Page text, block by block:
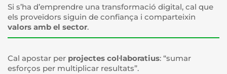
Si s’ha d’emprendre una transformació digital, cal que
els proveïdors siguin de confiança i comparteixin
valors amb el sector.
Cal apostar per projectes col·laboratius: “sumar
esforços per multiplicar resultats”.